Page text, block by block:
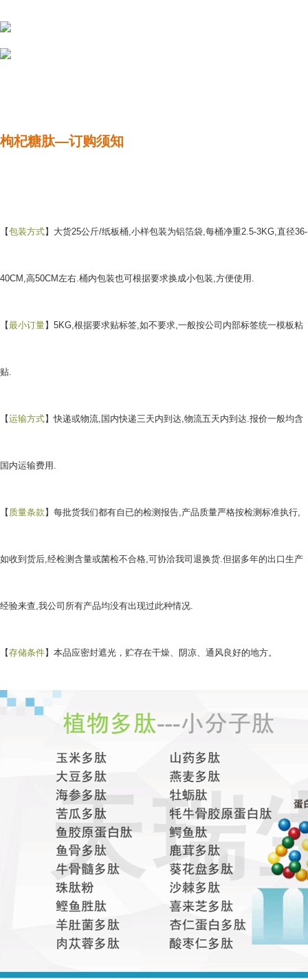
枸杞糖肽—订购须知
【包装方式】大货25公斤/纸板桶,小样包装为铝箔袋,每桶净重2.5-3KG,直径36-
40CM,高50CM左右.桶内包装也可根据要求换成小包装,方便使用.
【最小订量】5KG,根据要求贴标签,如不要求,一般按公司内部标签统一模板粘
贴.
【运输方式】快递或物流,国内快递三天内到达,物流五天内到达.报价一般均含
国内运输费用.
【 质量条款 】每批货我们都有自已的检测报告,产品质量严格按检测标准执行,
如收到货后,经检测含量或菌检不合格,可协洽我司退换货.但据多年的出口生产
经验来查,我公司所有产品均没有出现过此种情况.
【存储条件】本品应密封遮光，贮存在干燥、阴凉、通风良好的地方。